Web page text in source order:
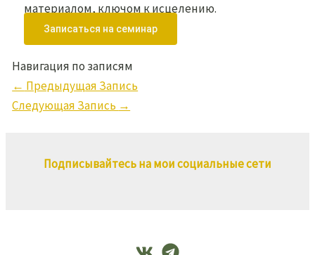
материалом, ключом к исцелению.
Записаться на семинар
Навигация по записям
← Предыдущая Запись
Следующая Запись →
Подписывайтесь на мои социальные сети